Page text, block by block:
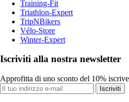
Training-Fit
Triathlon-Expert
TripNBikers
Vélo-Store
Winter-Expert
Iscriviti alla nostra newsletter
Approfitta di uno sconto del 10%
Iscriviti